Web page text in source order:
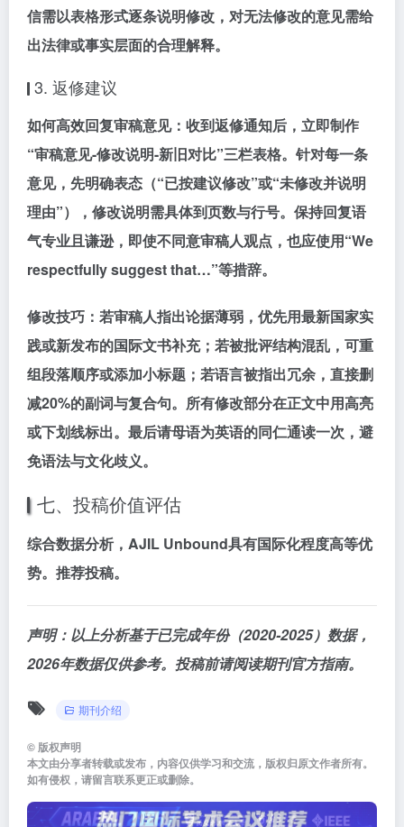
信需以表格形式逐条说明修改，对无法修改的意见需给
出法律或事实层面的合理解释。
3. 返修建议
如何高效回复审稿意见：收到返修通知后，立即制作
“审稿意见-修改说明-新旧对比”三栏表格。针对每一条
意见，先明确表态（“已按建议修改”或“未修改并说明
理由”），修改说明需具体到页数与行号。保持回复语
气专业且谦逊，即使不同意审稿人观点，也应使用“We
respectfully suggest that…”等措辞。
修改技巧：若审稿人指出论据薄弱，优先用最新国家实
践或新发布的国际文书补充；若被批评结构混乱，可重
组段落顺序或添加小标题；若语言被指出冗余，直接删
减20%的副词与复合句。所有修改部分在正文中用高亮
或下划线标出。最后请母语为英语的同仁通读一次，避
免语法与文化歧义。
七、投稿价值评估
综合数据分析， AJIL Unbound具有国际化程度高等优
势。推荐投稿。
声明：以上分析基于已完成年份（2020-2025）数据，
2026年数据仅供参考。投稿前请阅读期刊官方指南。
期刊介绍
©版权声明
本文由分享者转载或发布，内容仅供学习和交流，版权归原文作者所有。
如有侵权，请留言联系更正或删除。